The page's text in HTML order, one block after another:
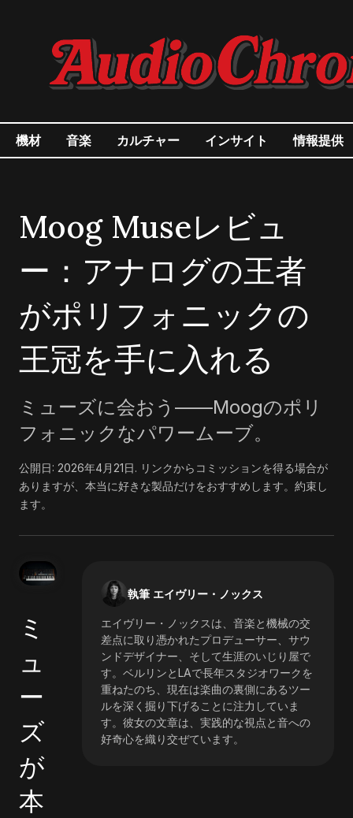
機材 音楽 カルチャー インサイト 情報提供
Moog Museレビュ
ー：アナログの王者
がポリフォニックの
王冠を手に入れる
ミューズに会おう――Moogのポリ
フォニックなパワームーブ。
公開日: 2026年4月21日. リンクからコミッションを得る場合が
ありますが、本当に好きな製品だけをおすすめします。約束し
ます。
執筆 エイヴリー・ノックス
エイヴリー・ノックスは、音楽と機械の交
差点に取り憑かれたプロデューサー、サウ
ンドデザイナー、そして生涯のいじり屋で
す。ベルリンとLAで長年スタジオワークを
重ねたのち、現在は楽曲の裏側にあるツー
ルを深く掘り下げることに注力していま
す。彼女の文章は、実践的な視点と音への
好奇心を織り交ぜています。
ミ
ュ
ー
ズ
が
本